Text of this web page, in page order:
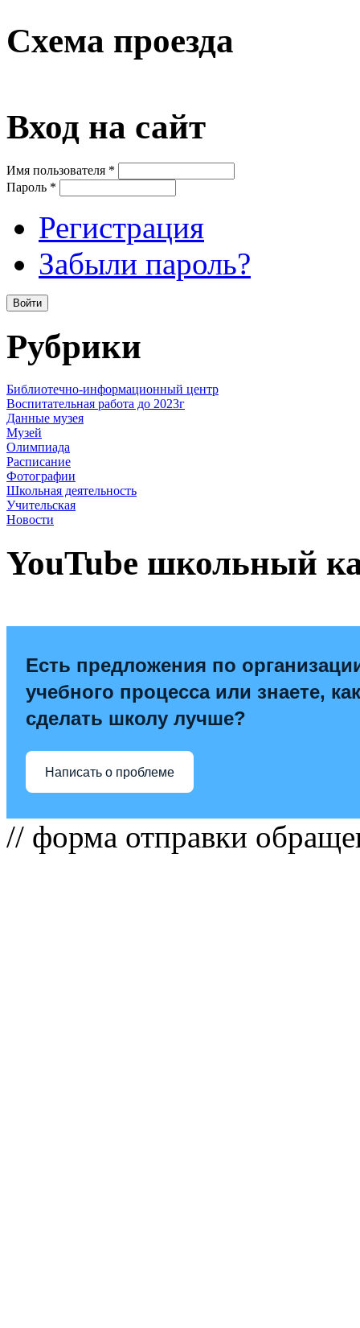
Схема проезда
Вход на сайт
Имя пользователя *
Пароль *
Регистрация
Забыли пароль?
Рубрики
Библиотечно-информационный центр
Воспитательная работа до 2023г
Данные музея
Музей
Олимпиада
Расписание
Фотографии
Школьная деятельность
Учительская
Новости
YouTube школьный
Есть предложения по
учебного процесса или знаете, как
сделать школу лучше?
Написать о проблеме
// форма отправки